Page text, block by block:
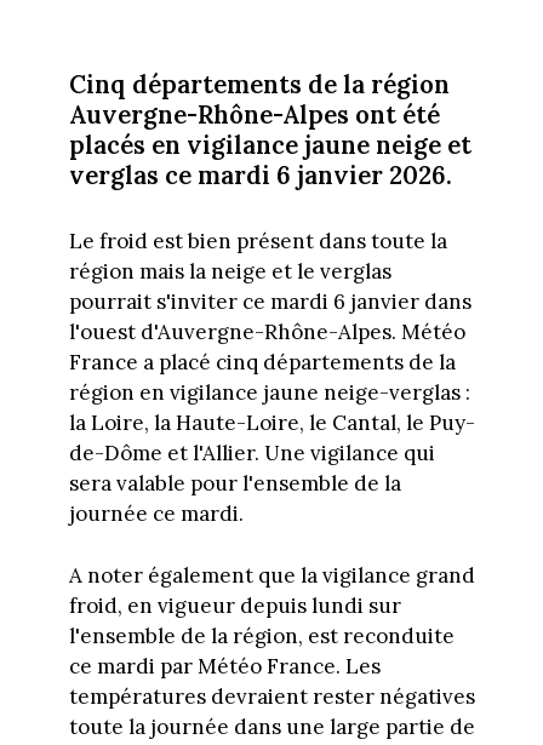
Cinq départements de la région
Auvergne-Rhône-Alpes ont été
placés en vigilance jaune neige et
verglas ce mardi 6 janvier 2026.
Le froid est bien présent dans toute la
région mais la neige et le verglas
pourrait s'inviter ce mardi 6 janvier dans
l'ouest d'Auvergne-Rhône-Alpes. Météo
France a placé cinq départements de la
région en vigilance jaune neige-verglas :
la Loire, la Haute-Loire, le Cantal, le Puy-
de-Dôme et l'Allier. Une vigilance qui
sera valable pour l'ensemble de la
journée ce mardi.
A noter également que la vigilance grand
froid, en vigueur depuis lundi sur
l'ensemble de la région, est reconduite
ce mardi par Météo France. Les
températures devraient rester négatives
toute la journée dans une large partie de